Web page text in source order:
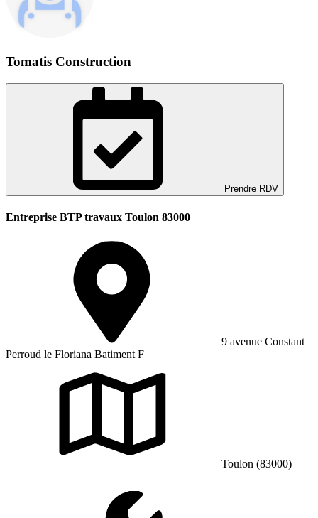
Tomatis Construction
Prendre RDV
Entreprise BTP travaux Toulon 83000
9 avenue Constant
Perroud le Floriana Batiment F
Toulon (83000)